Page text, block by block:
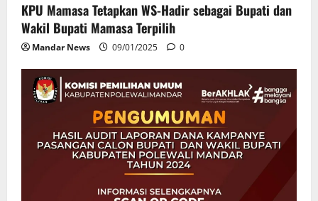
KPU Mamasa Tetapkan WS-Hadir sebagai Bupati dan
Wakil Bupati Mamasa Terpilih
Mandar News 09/01/2025 0